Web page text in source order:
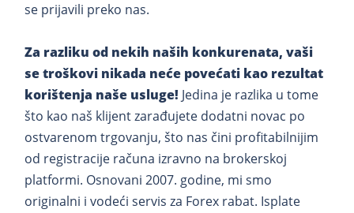
se prijavili preko nas.
Za razliku od nekih naših konkurenata, vaši
se troškovi nikada neće povećati kao rezultat
korištenja naše usluge! Jedina je razlika u tome
što kao naš klijent zarađujete dodatni novac po
ostvarenom trgovanju, što nas čini profitabilnijim
od registracije računa izravno na brokerskoj
platformi. Osnovani 2007. godine, mi smo
originalni i vodeći servis za Forex rabat. Isplate